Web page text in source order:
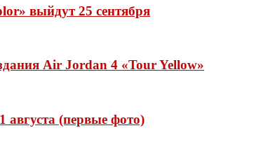
выйдут 25 сентября
Air Jordan 4 «Tour Yellow»
августа (первые фото)